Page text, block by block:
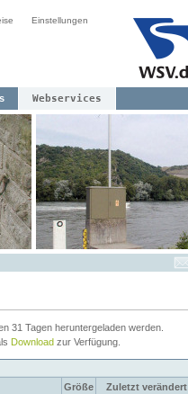
Einstellungen
Webservices
31 Tagen heruntergeladen werden.
Download zur Verfügung.
Größe
Zuletzt verändert